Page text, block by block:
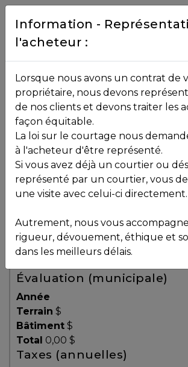
Contact
NOS
PROPRIÉTÉS
VOS
COURTIERS
Équipe
Partenaires
Témoignages
Blogue
ACHAT
Toutes les propriétés
Vendu
, , ,
J0T 2J0
Voir plus de photos
Évaluation (municipale)
Année
Terrain $
Bâtiment $
Total 0,00 $
Taxes (annuelles)
Information -
l'acheteur :
Lorsque nous avons un contrat de
propriétaire, nous devons
de nos clients et devons traiter les
façon équitable.
La loi sur le courtage nous
à l'acheteur d'être représenté.
Si vous avez déjà un courtier ou
représenté par un courtier, vous
une visite avec celui-ci directement.
Autrement, nous vous
rigueur, dévouement, éthique et
dans les meilleurs délais.